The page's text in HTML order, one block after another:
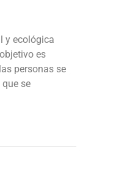
y ecológica
es
personas se
se